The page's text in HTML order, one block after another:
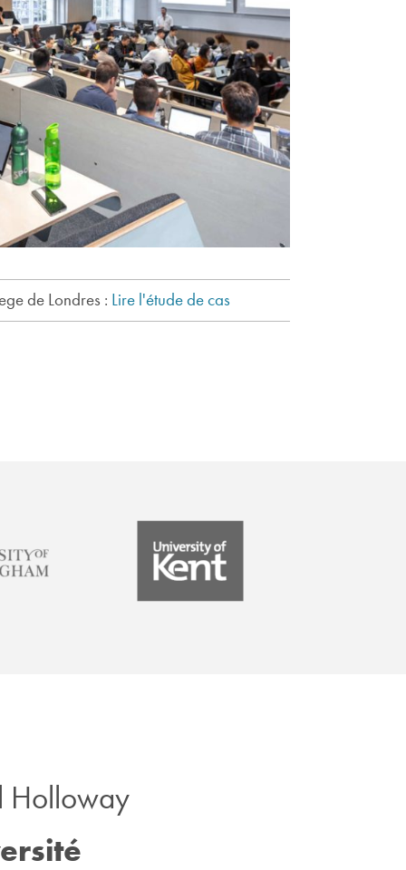
de Londres : Lire l'étude de cas
Holloway